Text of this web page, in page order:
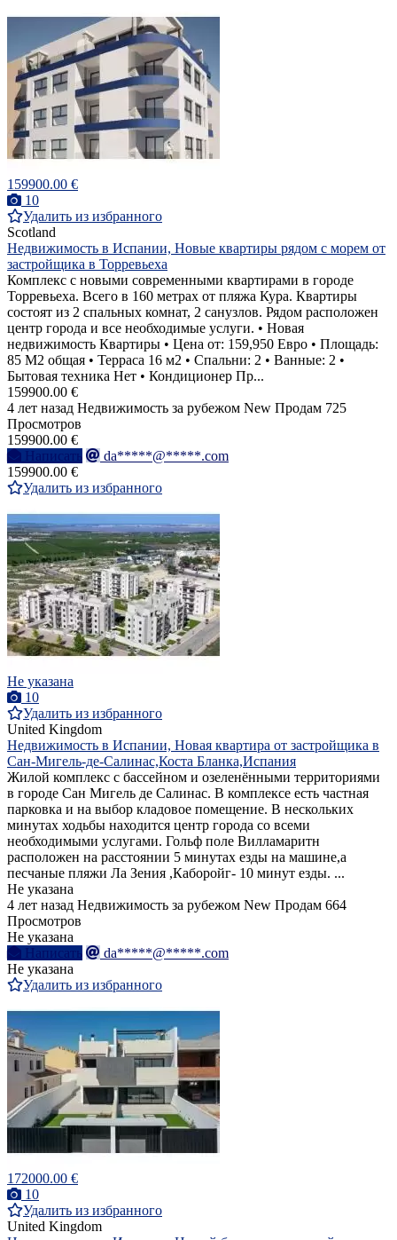
159900.00 €
10
Удалить из избранного
Scotland
Недвижимость в Испании, Новые квартиры рядом с морем от
застройщика в Торревьеха
Комплекс с новыми современными квартирами в городе
Торревьеха. Всего в 160 метрах от пляжа Кура. Квартиры
состоят из 2 спальных комнат, 2 санузлов. Рядом расположен
центр города и все необходимые услуги. • Новая
недвижимость Квартиры • Цена от: 159,950 Евро • Площадь:
85 M2 общая • Терраса 16 м2 • Спальни: 2 • Ванные: 2 •
Бытовая техника Нет • Кондиционер Пр...
159900.00 €
4 лет назад Недвижимость за рубежом New Продам 725
Просмотров
159900.00 €
Написать
da*****@*****.com
159900.00 €
Удалить из избранного
Не указана
10
Удалить из избранного
United Kingdom
Недвижимость в Испании, Новая квартира от застройщика в
Сан-Мигель-де-Салинас,Коста Бланка,Испания
Жилой комплекс с бассейном и озеленёнными территориями
в городе Сан Мигель де Салинас. В комплексе есть частная
парковка и на выбор кладовое помещение. В нескольких
минутах ходьбы находится центр города со всеми
необходимыми услугами. Гольф поле Вилламаритн
расположен на расстоянии 5 минутах езды на машине,а
песчаные пляжи Ла Зения ,Каборойг- 10 минут езды. ...
Не указана
4 лет назад Недвижимость за рубежом New Продам 664
Просмотров
Не указана
Написать
da*****@*****.com
Не указана
Удалить из избранного
172000.00 €
10
Удалить из избранного
United Kingdom